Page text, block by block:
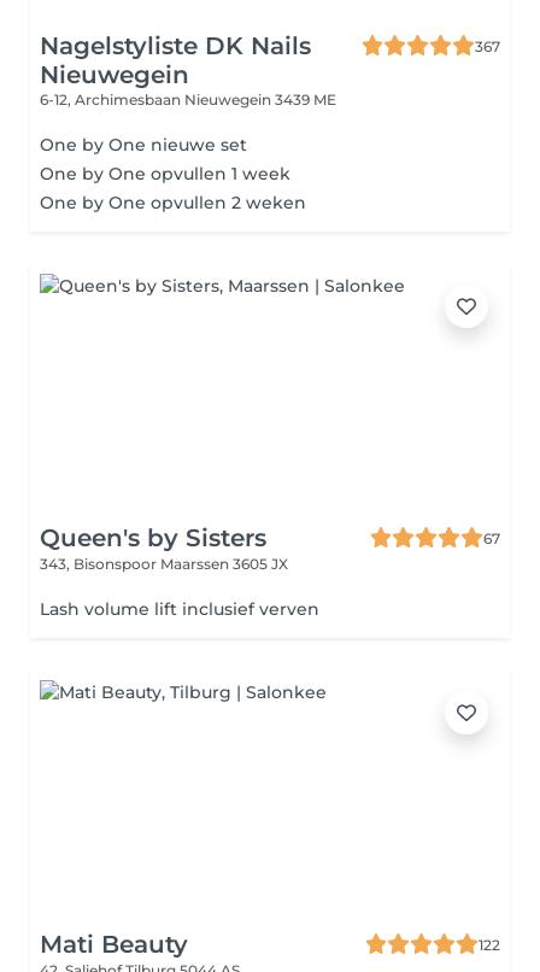
Nagelstyliste DK Nails
Nieuwegein
367
6-12, Archimesbaan Nieuwegein 3439 ME
One by One nieuwe set
One by One opvullen 1 week
One by One opvullen 2 weken
Queen's by Sisters
67
343, Bisonspoor Maarssen 3605 JX
Lash volume lift inclusief verven
Mati Beauty
122